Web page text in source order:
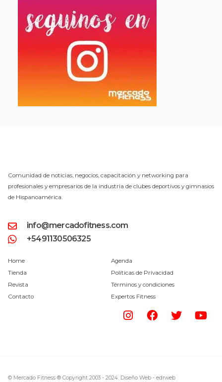
Comunidad de noticias, negocios, capacitación y networking para
profesionales y empresarios de la industria de clubes deportivos y gimnasios
de Hispanoamérica.
info@mercadofitness.com
+5491130506325
Home
Tienda
Revista
Contacto
Agenda
Políticas de Privacidad
Términos y condiciones
Expertos Fitness
© Mercado Fitness ® Copyright 2003 - 2024. Diseño Web - edrweb